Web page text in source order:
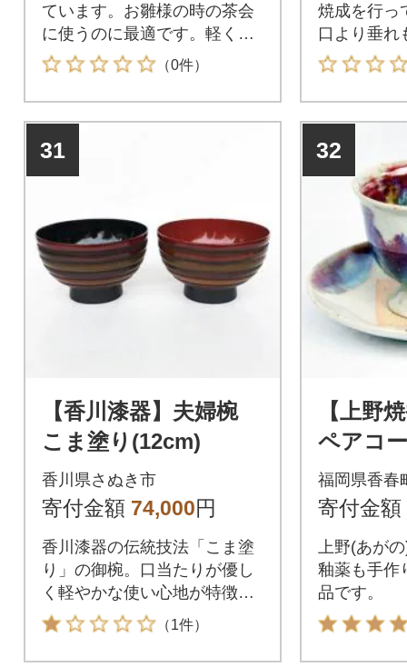
ています。お雛様の時の茶会
に使うのに最適です。軽くて
持ち運びにも便利です。
（0件）
焼成を行っ
口より垂れ
すい急須で
31
【香川漆器】夫婦椀
こま塗り(12cm)
香川県さぬき市
寄付金額 74,000円
香川漆器の伝統技法「こま塗
り」の御椀。口当たりが優し
く軽やかな使い心地が特徴で
す。
（1件）
32
【上野
ペアコ
セット
福岡県香春
寄付金額
上野(あが
釉薬も手作
品です。